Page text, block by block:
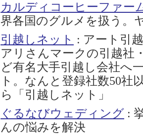
カルディコーヒーファー
界各国のグルメを扱う。
引越しネット : アート引
アリさんマークの引越社
ど有名大手引越し会社へ
ト。なんと登録社数50社
ら「引越しネット」
ぐるなびウェディング :
んの悩みを解決